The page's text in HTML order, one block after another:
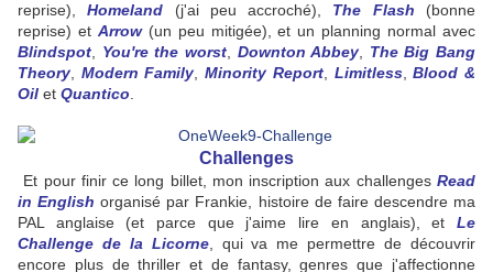
reprise),Homeland (j'ai peu accroché), The Flash (bonne
reprise) et Arrow(un peu mitigée), et un planning normal avec
Blindspot
You're the worst, Downton Abbey
The Big Bang
Theory
Modern Family ,Minority Report, Limitless,Blood &
Oil et Quantico
Challenges
Et pour finir ce long billet, mon inscription aux challenges Read
in English organisé par Frankie, histoire de faire descendre ma
PAL anglaise (et parce que j'aime lire en anglais), et Le
Challenge de la Licorne, qui va me permettre de découvrir
encore plus de thriller et de fantasy, genres que j'affectionne